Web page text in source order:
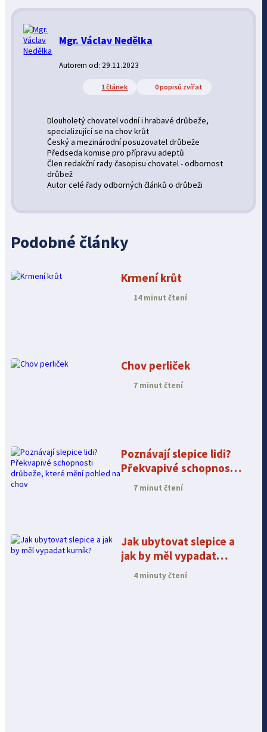
Mgr. Václav Nedělka
Autorem od: 29.11.2023
1 článek 0 popisů zvířat
Dlouholetý chovatel vodní i hrabavé drůbeže,
specializující se na chov krůt
Český a mezinárodní posuzovatel drůbeže
Předseda komise pro přípravu adeptů
Člen redakční rady časopisu chovatel - odbornost
drůbež
Autor celé řady odborných článků o drůbeži
Podobné články
Krmení krůt
14 minut čtení
Chov perliček
7 minut čtení
Poznávají slepice lidi?
Překvapivé schopnosti
drůbeže, které mění
7 minut čtení
Jak ubytovat slepice a
jak by měl vypadat
kurník?
4 minuty čtení